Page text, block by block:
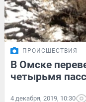
ПРОИСШЕСТВИЯ
В Омске
четырьмя
4 декабря, 2019, 10:30